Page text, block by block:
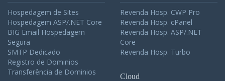
Hospedagem de Sites
Hospedagem ASP/.NET Core
BIG Email Hospedagem
Segura
SMTP Dedicado
Registro de Dominios
Transferência de Dominios
Revenda Hosp. CWP Pro
Revenda Hosp. cPanel
Revenda Hosp. ASP/.NET
Core
Revenda Hosp. Turbo
Cloud